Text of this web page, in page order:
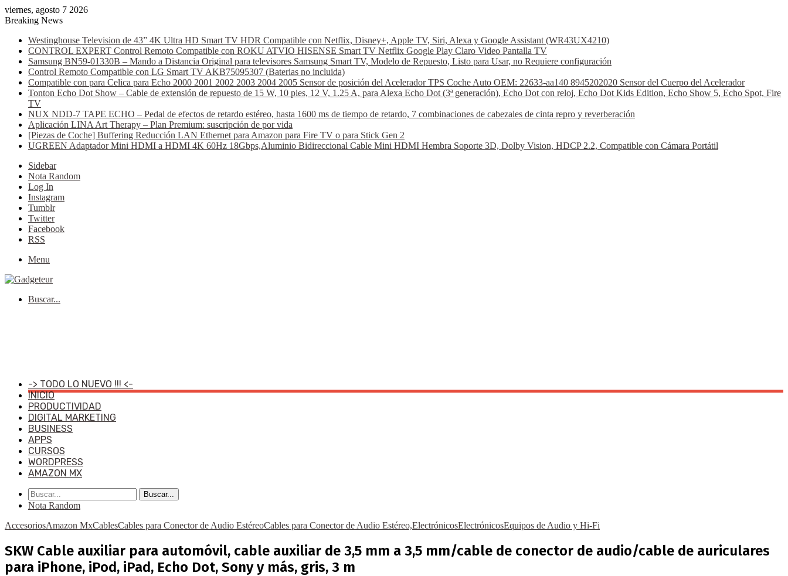
viernes, agosto 7 2026
Breaking News
Westinghouse Television de 43” 4K Ultra HD Smart TV HDR Compatible con Netflix, Disney+, Apple TV, Siri, Alexa y Google Assistant (WR43UX4210)
CONTROL EXPERT Control Remoto Compatible con ROKU ATVIO HISENSE Smart TV Netflix Google Play Claro Video Pantalla TV
Samsung BN59-01330B – Mando a Distancia Original para televisores Samsung Smart TV, Modelo de Repuesto, Listo para Usar, no Requiere configuración
Control Remoto Compatible con LG Smart TV AKB75095307 (Baterias no incluida)
Compatible con para Celica para Echo 2000 2001 2002 2003 2004 2005 Sensor de posición del Acelerador TPS Coche Auto OEM: 22633-aa140 8945202020 Sensor del Cuerpo del Acelerador
Tonton Echo Dot Show – Cable de extensión de repuesto de 15 W, 10 pies, 12 V, 1.25 A, para Alexa Echo Dot (3ª generación), Echo Dot con reloj, Echo Dot Kids Edition, Echo Show 5, Echo Spot, Fire
TV
NUX NDD-7 TAPE ECHO – Pedal de efectos de retardo estéreo, hasta 1600 ms de tiempo de retardo, 7 combinaciones de cabezales de cinta repro y reverberación
Aplicación LINA Art Therapy – Plan Premium: suscripción de por vida
[Piezas de Coche] Buffering Reducción LAN Ethernet para Amazon para Fire TV o para Stick Gen 2
UGREEN Adaptador Mini HDMI a HDMI 4K 60Hz 18Gbps,Aluminio Bidireccional Cable Mini HDMI Hembra Soporte 3D, Dolby Vision, HDCP 2.2, Compatible con Cámara Portátil
Sidebar
Nota Random
Log In
Instagram
Tumblr
Twitter
Facebook
RSS
Menu
Buscar...
-> TODO LO NUEVO !!! <-
INICIO
PRODUCTIVIDAD
DIGITAL MARKETING
BUSINESS
APPS
CURSOS
WORDPRESS
AMAZON MX
Buscar...
Nota Random
AccesoriosAmazon MxCablesCables para Conector de Audio EstéreoCables para Conector de Audio Estéreo,ElectrónicosElectrónicosEquipos de Audio y Hi-Fi
SKW Cable auxiliar para automóvil, cable auxiliar de 3,5 mm a 3,5 mm/cable de conector de audio/cable de auriculares
para iPhone, iPod, iPad, Echo Dot, Sony y más, gris, 3 m